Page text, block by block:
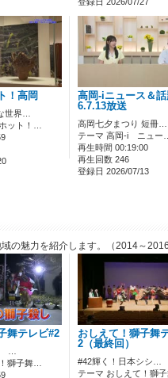
！高岡
世界…
ット！…
高岡-iニュース＆
6.7.13放送
高岡七夕まつり 短冊…
テーマ 高岡-i ニュー…
再生時間 00:19:00
再生回数 246
登録日 2026/07/13
の魅力を紹介します。（2014～2016
舞テレビ#2
…
獅子舞…
おしえて！獅子舞
2（最終回）
#42輝く！日本シシ…
テーマ おしえて！獅子